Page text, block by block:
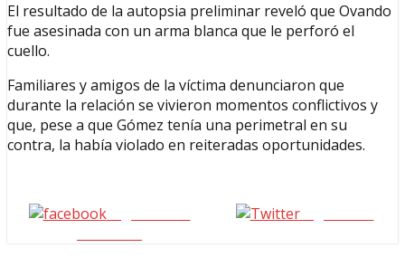
El resultado de la autopsia preliminar reveló que Ovando
fue asesinada con un arma blanca que le perforó el
cuello.
Familiares y amigos de la víctima denunciaron que
durante la relación se vivieron momentos conflictivos y
que, pese a que Gómez tenía una perimetral en su
contra, la había violado en reiteradas oportunidades.
Seguinos en
seguinos X